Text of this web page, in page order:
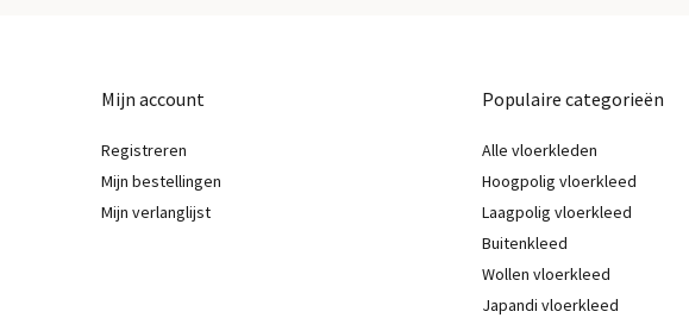
Mijn account
Registreren
Mijn bestellingen
Mijn verlanglijst
Populaire categorieën
Alle vloerkleden
Hoogpolig vloerkleed
Laagpolig vloerkleed
Buitenkleed
Wollen vloerkleed
Japandi vloerkleed